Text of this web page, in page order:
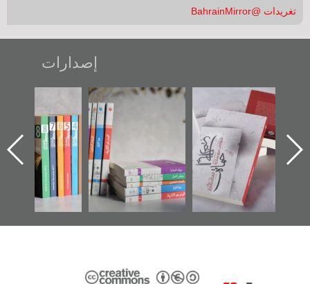
تغريدات @BahrainMirror
إصدارات
"حماة الباب الأخير":
الإصدار الأول عن
اعتصام الدراز
وأحداث ساحة
الفداء لمركز أوال
للدراسات والتوثيق
تصنيف موضوعي
للوثائق البريطانية
يقدمه «مركز أوال»
في سلسلة من 5
كتب
تصدر حصاد
الساحات 2019